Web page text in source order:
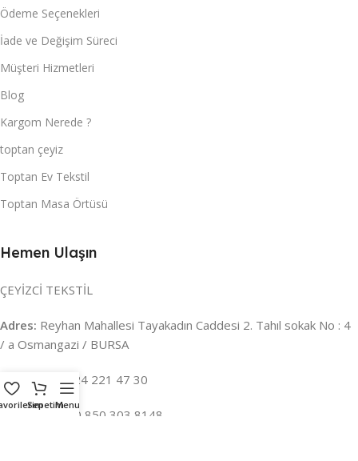
Ödeme Seçenekleri
İade ve Değişim Süreci
Müşteri Hizmetleri
Blog
Kargom Nerede ?
toptan çeyiz
Toptan Ev Tekstil
Toptan Masa Örtüsü
Hemen Ulaşın
ÇEYİZCİ TEKSTİL
Adres: Reyhan Mahallesi Tayakadın Caddesi 2. Tahıl sokak No : 4
/ a Osmangazi / BURSA
İLETİŞİM : 0224 221 47 30
WHATSAPP : 0 850 303 8148
SepetimMenu